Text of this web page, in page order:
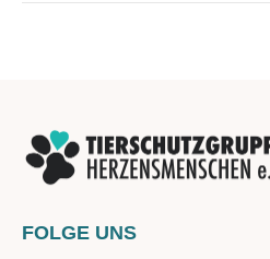
FOLGE UNS